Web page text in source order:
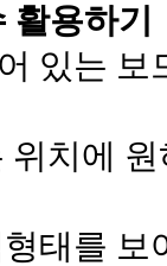
용하기
있는 보
치에
태를 보